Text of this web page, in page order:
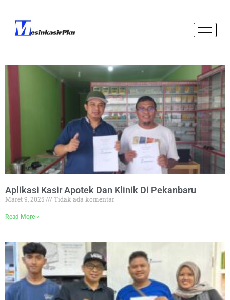
Aplikasi Kasir Apotek Dan Klinik Di Pekanbaru
Maret 9, 2025 Tidak ada komentar
Read More »